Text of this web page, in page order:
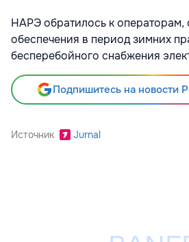
НАРЭ обратилось к операторам,
обеспечения в период зимних
бесперебойного снабжения
Подпишитесь на новости
Источник Jurnal